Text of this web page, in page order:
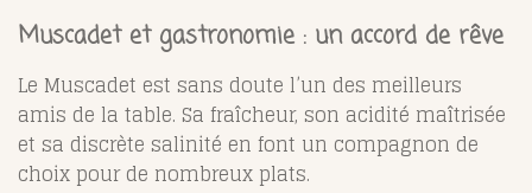
Muscadet et gastronomie : un accord de rêve
Le Muscadet est sans doute l’un des meilleurs
amis de la table. Sa fraîcheur, son acidité maîtrisée
et sa discrète salinité en font un compagnon de
choix pour de nombreux plats.